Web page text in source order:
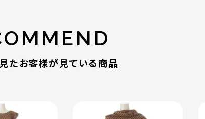
たお客様が見ている商品